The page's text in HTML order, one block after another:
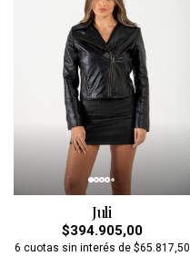
Juli
$394.905,00
6 cuotas sin interés de $65.817,50